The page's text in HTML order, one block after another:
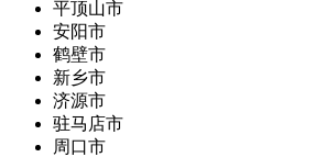
平顶山市
安阳市
鹤壁市
新乡市
济源市
驻马店市
周口市